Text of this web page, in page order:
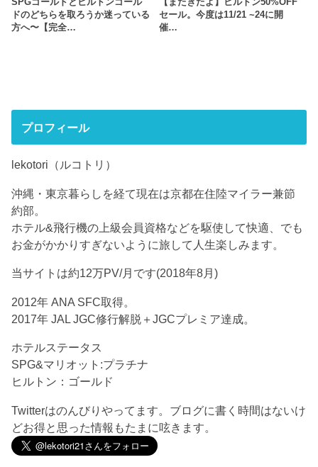
SPGゴールドとヒルトンゴール
ドのどちらを取ろうか迷っている
方へ〜【完全…
【またきたよ】ヒルトン50%OFF
セール。今度は11/21 ~24に開
催…
プロフィール
lekotori（ルコトリ）
沖縄・東京暮らしを経て現在は京都在住陸マイラー兼節
約部。
ホテル&飛行機の上級会員資格などを駆使して快適、でも
お金がかかりすぎないように旅して人生楽しみます。
当サイトは約12万PV/月です(2018年8月)
2012年 ANA SFC取得。
2017年 JAL JGC修行解脱＋JGCプレミア達成。
ホテルステータス
SPG&マリオット:プラチナ
ヒルトン：ゴールド
Twitterはのんびりやってます。ブログに書く時間はないけ
どお得と思った情報もたまに呟きます。